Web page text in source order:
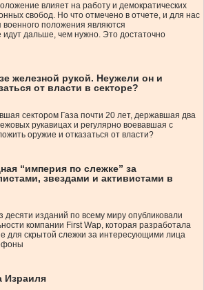
влияет на работу и демократических
свобод. Но что отмечено в отчете, и для нас
положения являются
дальше, чем нужно. Это достаточно
железной рукой. Неужели он и
от власти в секторе?
сектором Газа почти 20 лет, державшая два
рукавицах и регулярно воевавшая с
оружие и отказаться от власти?
“империя по слежке” за
звездами и активистами в
изданий по всему миру опубликовали
компании First Wap, которая разработала
для скрытой слежки за интересующими лица
Израиля